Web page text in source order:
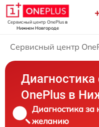
Сервисный центр OnePlusв
Нижнем Новгороде
Сервисный центр
OnePlus в
Диагностика за
желанию